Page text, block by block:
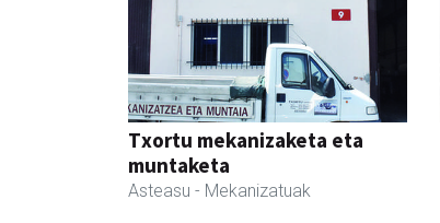
Txortu mekanizaketa eta
muntaketa
Asteasu - Mekanizatuak